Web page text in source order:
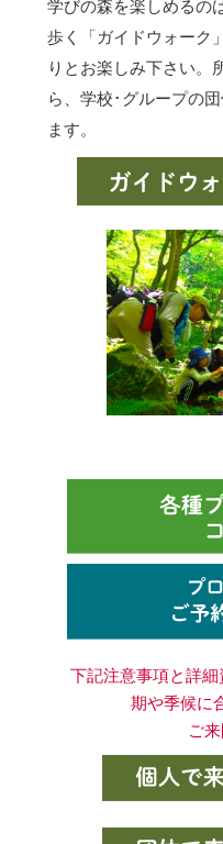
学びの森を楽しめるの
歩く「ガイドウォーク
りとお楽しみ下さい。
ら、学校･グループの
ます。
下記注意事項と詳
期や季候に
ご